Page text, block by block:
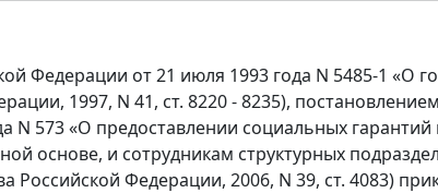
Федерации от 21 июля 1993 года N 5485-1 «О
1997, N 41, ст. 8220 - 8235),
N 573 «О предоставлении социальных
основе, и сотрудникам структурных
Российской Федерации, 2006, N 39, ст. 4083)